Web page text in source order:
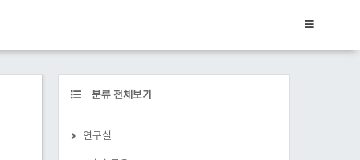
CATEGORY
분류 전체보기
연구실